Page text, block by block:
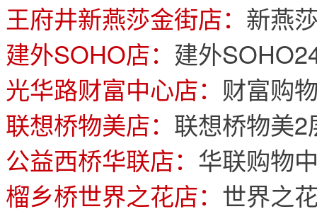
王府井新燕莎金街店： 新燕
建外SOHO店： 建外
光华路财富中心店： 财富购
联想桥物美店： 联想桥物美2
公益西桥华联店： 华联购物
榴乡桥世界之花店： 世界之